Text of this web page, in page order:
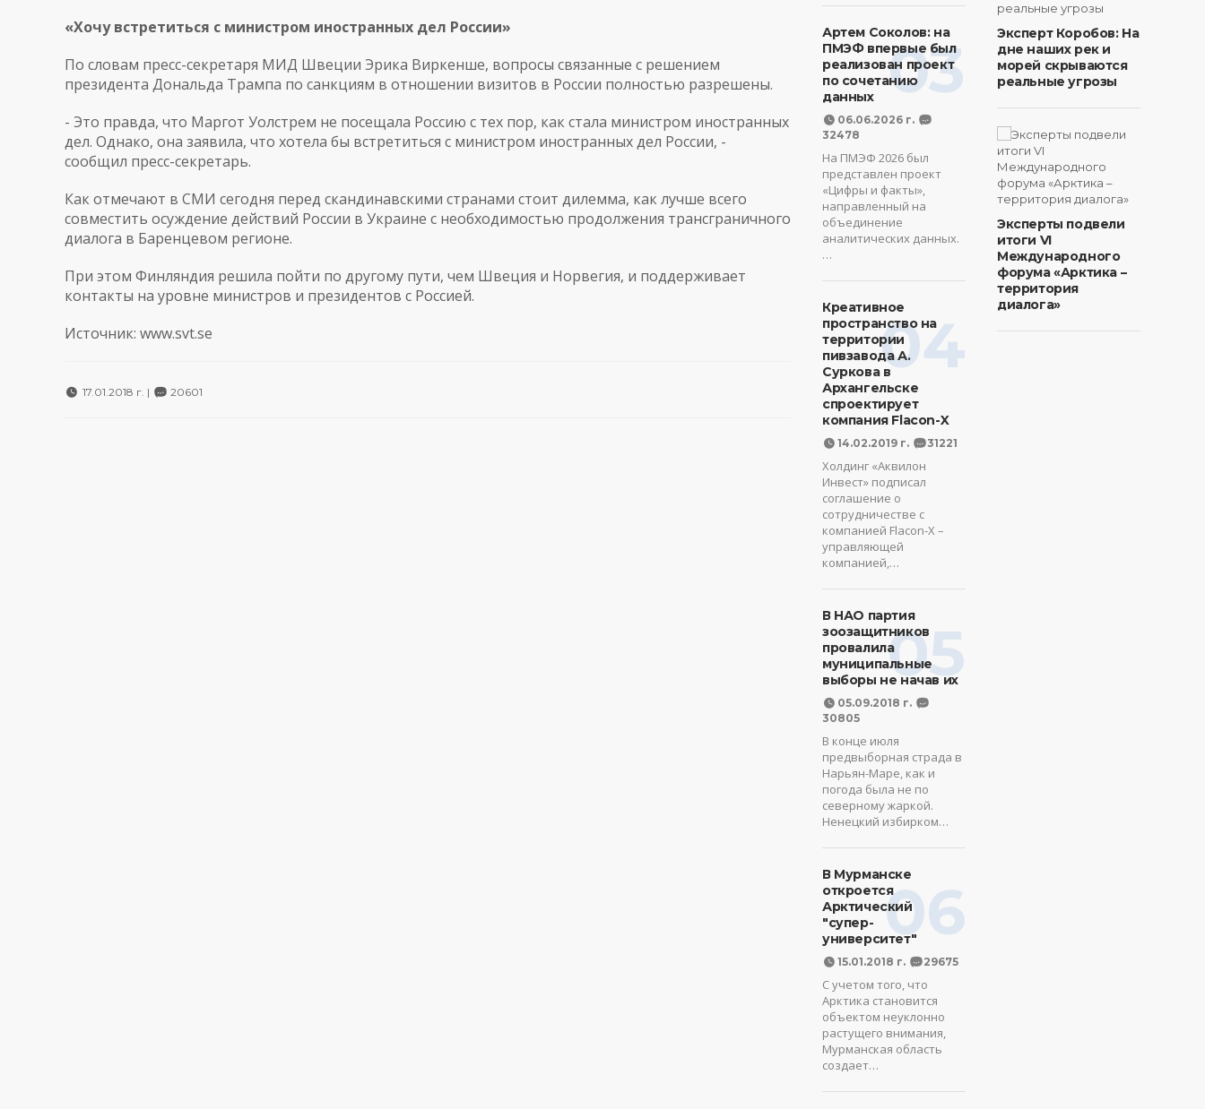
«Хочу встретиться с министром иностранных дел России»
По словам пресс-секретаря МИД Швеции Эрика Виркенше, вопросы связанные с решением
президента Дональда Трампа по санкциям в отношении визитов в России полностью разрешены.
- Это правда, что Маргот Уолстрем не посещала Россию с тех пор, как стала министром иностранных
дел. Однако, она заявила, что хотела бы встретиться с министром иностранных дел России, -
сообщил пресс-секретарь.
Как отмечают в СМИ сегодня перед скандинавскими странами стоит дилемма, как лучше всего
совместить осуждение действий России в Украине с необходимостью продолжения трансграничного
диалога в Баренцевом регионе.
При этом Финляндия решила пойти по другому пути, чем Швеция и Норвегия, и поддерживает
контакты на уровне министров и президентов с Россией.
Источник: www.svt.se
17.01.2018 г. | 20601
03
Артем Соколов: на
ПМЭФ впервые был
реализован проект
по сочетанию
данных
06.06.2026 г.
32478
На ПМЭФ 2026 был
представлен проект
«Цифры и факты»,
направленный на
объединение
аналитических данных.
…
04
Креативное
пространство на
территории
пивзавода А.
Суркова в
Архангельске
спроектирует
компания Flacon-X
14.02.2019 г. 31221
Холдинг «Аквилон
Инвест» подписал
соглашение о
сотрудничестве с
компанией Flacon-X –
управляющей
компанией,…
05
В НАО партия
зоозащитников
провалила
муниципальные
выборы не начав их
05.09.2018 г.
30805
В конце июля
предвыборная страда в
Нарьян-Маре, как и
погода была не по
северному жаркой.
Ненецкий избирком…
06
В Мурманске
откроется
Арктический
"супер-
университет"
15.01.2018 г. 29675
С учетом того, что
Арктика становится
объектом неуклонно
растущего внимания,
Мурманская область
создает…
Эксперт Коробов: На
дне наших рек и
морей скрываются
реальные угрозы
Эксперты подвели
итоги VI
Международного
форума «Арктика –
территория
диалога»